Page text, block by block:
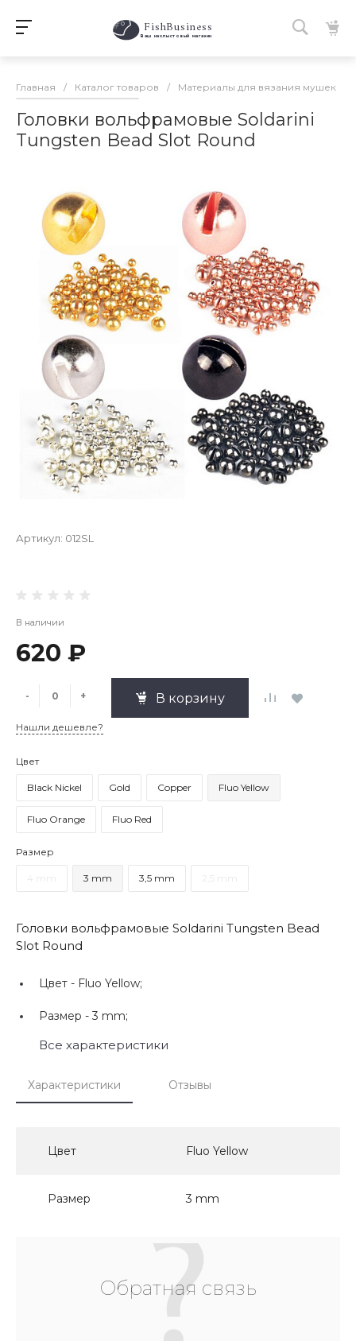
FishBusiness
Ваш нахлыстовый магазин
Главная / Каталог товаров / Материалы для вязания мушек
Головки вольфрамовые Soldarini
Tungsten Bead Slot Round
Артикул: 012SL
В наличии
620 ₽
- + В корзину
Нашли дешевле?
Цвет
Black Nickel Gold Copper Fluo Yellow
Fluo Orange Fluo Red
Размер
3 mm 3,5 mm
Головки вольфрамовые Soldarini Tungsten Bead
Slot Round
Цвет - Fluo Yellow;
Размер - 3 mm;
Все характеристики
Характеристики Отзывы
Цвет Fluo Yellow
Размер 3 mm
Обратная связь